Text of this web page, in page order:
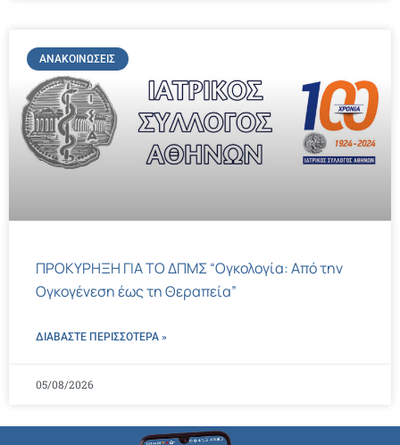
ΑΝΑΚΟΙΝΏΣΕΙΣ
ΠΡΟΚΥΡΗΞΗ ΓΙΑ ΤΟ ΔΠΜΣ “Ογκολογία: Από την
Ογκογένεση έως τη Θεραπεία”
ΔΙΑΒΑΣΤΕ ΠΕΡΙΣΣΌΤΕΡΑ »
05/08/2026